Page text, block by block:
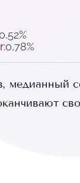
0,52%
:0,78%
медианный